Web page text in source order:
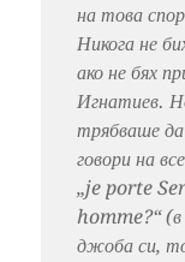
на това
Никога не
ако не бях
Игнатиев.
трябваше
говори на
„je porte
homme?“ (в
джоба си,